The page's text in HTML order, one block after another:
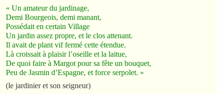
« Un amateur du jardinage,
Demi Bourgeois, demi manant,
Possédait en certain Village
Un jardin assez propre, et le clos attenant.
Il avait de plant vif fermé cette étendue.
Là croissait à plaisir l’oseille et la laitue,
De quoi faire à Margot pour sa fête un bouquet,
Peu de Jasmin d’Espagne, et force serpolet. »
(le jardinier et son seigneur)